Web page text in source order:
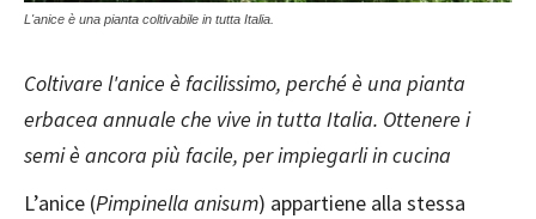
L'anice è una pianta coltivabile in tutta Italia.
Coltivare l'anice è facilissimo, perché è una pianta
erbacea annuale che vive in tutta Italia. Ottenere i
semi è ancora più facile, per impiegarli in cucina
L’anice (Pimpinella anisum) appartiene alla stessa